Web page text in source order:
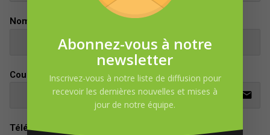
Nom
Courriel
email
Téléphone
Abonnez-vous à notre
newsletter
Inscrivez-vous à notre liste de diffusion pour
recevoir les dernières nouvelles et mises à
jour de notre équipe.